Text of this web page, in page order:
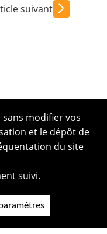
suivant
modifier vos
et le dépôt de
du site
suivi.